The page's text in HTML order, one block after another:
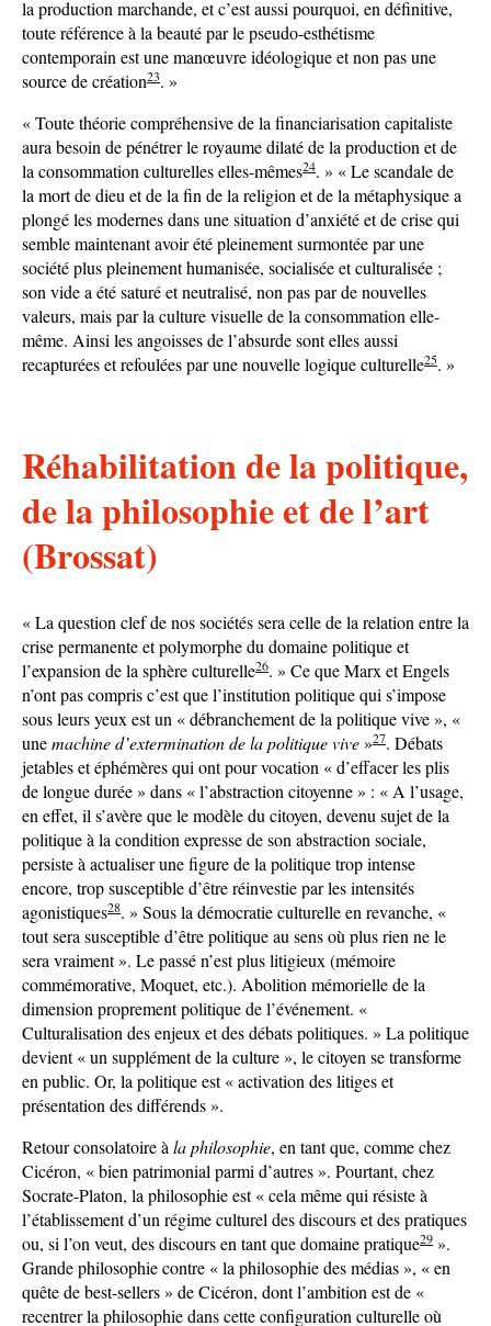
la production marchande, et c’est aussi pourquoi, en définitive,
toute référence à la beauté par le pseudo-esthétisme
contemporain est une manœuvre idéologique et non pas une
source de création23. »
« Toute théorie compréhensive de la financiarisation capitaliste
aura besoin de pénétrer le royaume dilaté de la production et de
la consommation culturelles elles-mêmes24. » « Le scandale de
la mort de dieu et de la fin de la religion et de la métaphysique a
plongé les modernes dans une situation d’anxiété et de crise qui
semble maintenant avoir été pleinement surmontée par une
société plus pleinement humanisée, socialisée et culturalisée ;
son vide a été saturé et neutralisé, non pas par de nouvelles
valeurs, mais par la culture visuelle de la consommation elle-
même. Ainsi les angoisses de l’absurde sont elles aussi
recapturées et refoulées par une nouvelle logique culturelle25. »
Réhabilitation de la politique,
de la philosophie et de l’art
(Brossat)
« La question clef de nos sociétés sera celle de la relation entre la
crise permanente et polymorphe du domaine politique et
l’expansion de la sphère culturelle26. » Ce que Marx et Engels
n’ont pas compris c’est que l’institution politique qui s’impose
sous leurs yeux est un « débranchement de la politique vive », «
unemachine d’extermination de la politique vive»27. Débats
jetables et éphémères qui ont pour vocation « d’effacer les plis
de longue durée » dans « l’abstraction citoyenne » : « A l’usage,
en effet, il s’avère que le modèle du citoyen, devenu sujet de la
politique à la condition expresse de son abstraction sociale,
persiste à actualiser une figure de la politique trop intense
encore, trop susceptible d’être réinvestie par les intensités
agonistiques28. » Sous la démocratie culturelle en revanche, «
tout sera susceptible d’être politique au sens où plus rien ne le
sera vraiment ». Le passé n’est plus litigieux (mémoire
commémorative, Moquet, etc.). Abolition mémorielle de la
dimension proprement politique de l’événement. «
Culturalisation des enjeux et des débats politiques. » La politique
devient « un supplément de la culture », le citoyen se transforme
en public. Or, la politique est « activation des litiges et
présentation des différends ».
Retour consolatoire à la philosophie, en tant que, comme chez
Cicéron, « bien patrimonial parmi d’autres ». Pourtant, chez
Socrate-Platon, la philosophie est « cela même qui résiste à
l’établissement d’un régime culturel des discours et des pratiques
ou, si l’on veut, des discours en tant que domaine pratique29 ».
Grande philosophie contre « la philosophie des médias », « en
quête de best-sellers » de Cicéron, dont l’ambition est de «
recentrer la philosophie dans cette configuration culturelle où